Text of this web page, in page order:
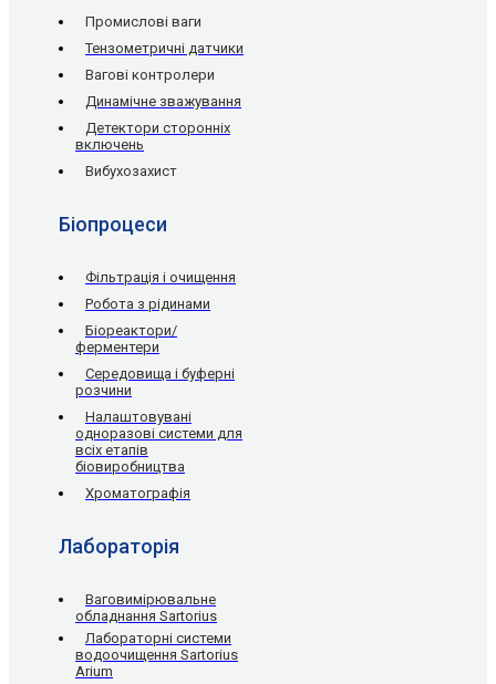
Промислові ваги
Тензометричні датчики
Вагові контролери
Динамічне зважування
Детектори сторонніх
включень
Вибухозахист
Біопроцеси
Фільтрація і очищення
Робота з рідинами
Біореактори/
ферментери
Середовища і буферні
розчини
Налаштовувані
одноразові системи для
всіх етапів
біовиробництва
Хроматографія
Лабораторія
Ваговимірювальне
обладнання Sartorius
Лабораторні системи
водоочищення Sartorius
Arium